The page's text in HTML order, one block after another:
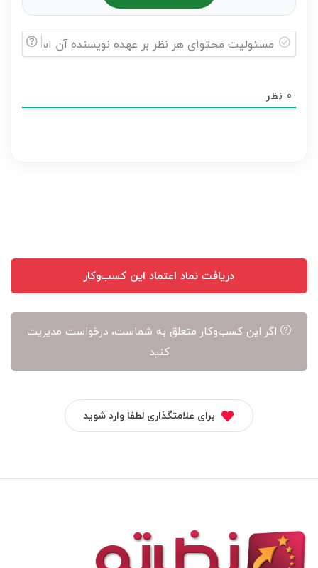
هر
0 نظر
دریافت نماد اعتماد این کسب‌وکار
اگر این کسب‌وکار متعلق به شماست، درخواست مدیریت
کنید
برای علامتگذاری لطفا وارد شوید